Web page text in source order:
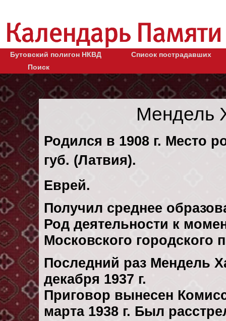
Бутовский полигон НКВД
Список пострадавших
Поиск
Мендель
Родился в 1908 г. Место
губ. (Латвия).
Еврей.
Получил среднее
Род деятельности к
Московского городского
Последний раз Мендель
декaбря 1937 г.
Приговор вынесен
марта 1938 г. Был